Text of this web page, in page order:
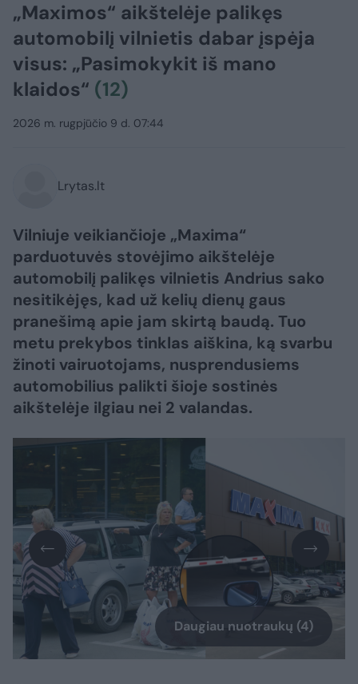
„Maximos“ aikštelėje palikęs
automobilį vilnietis dabar įspėja
visus: „Pasimokykit iš mano
klaidos“ (12)
2026 m. rugpjūčio 9 d. 07:44
Lrytas.lt
Vilniuje veikiančioje „Maxima“
parduotuvės stovėjimo aikštelėje
automobilį palikęs vilnietis Andrius sako
nesitikėjęs, kad už kelių dienų gaus
pranešimą apie jam skirtą baudą. Tuo
metu prekybos tinklas aiškina, ką svarbu
žinoti vairuotojams, nusprendusiems
automobilius palikti šioje sostinės
aikštelėje ilgiau nei 2 valandas.
Daugiau nuotraukų (4)